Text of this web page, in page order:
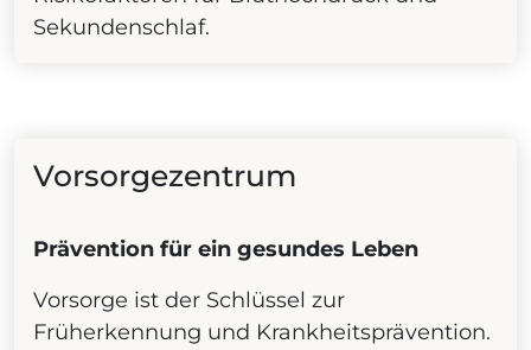
Sekundenschlaf.
Vorsorgezentrum
Prävention für ein gesundes Leben
Vorsorge ist der Schlüssel zur
Früherkennung und Krankheitsprävention.